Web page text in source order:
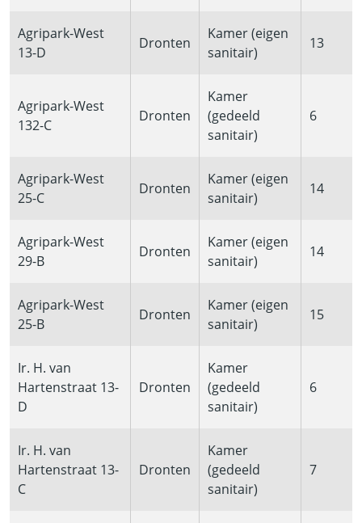
Agripark-West
13-D
Dronten
Kamer (eigen
sanitair)
13
Agripark-West
132-C
Dronten
Kamer
(gedeeld
sanitair)
6
Agripark-West
25-C
Dronten
Kamer (eigen
sanitair)
14
Agripark-West
29-B
Dronten
Kamer (eigen
sanitair)
14
Agripark-West
25-B
Dronten
Kamer (eigen
sanitair)
15
Ir. H. van
Hartenstraat 13-
D
Dronten
Kamer
(gedeeld
sanitair)
6
Ir. H. van
Hartenstraat 13-
C
Dronten
Kamer
(gedeeld
sanitair)
7